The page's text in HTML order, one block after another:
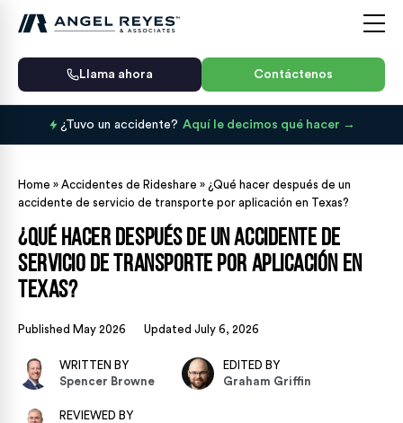
Llama ahora Contáctenos
¿Tuvo un accidente? Aquí le decimos qué hacer
Home » Accidentes de Rideshare » ¿Qué hacer después de un
accidente de servicio de transporte por aplicación en Texas?
¿Qué hacer después de un accidente de
servicio de transporte por aplicación en
Texas?
Published May 2026 Updated July 6, 2026
WRITTEN BY
Spencer Browne
EDITED BY
Graham Griffin
REVIEWED BY